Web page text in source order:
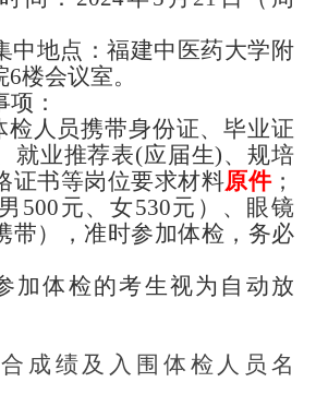
中地点：福建中医药大学附
6楼会议室。
项 ：
检人员携带身份证、毕业证
就业推荐表(应届生)、规培
证书等岗位要求材料原件；
500元、女530元）、眼镜
带），准时参加体检，务必
加体检的考生视为自动放
成绩及入围体检人员名